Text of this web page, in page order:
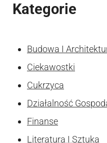
Kategorie
Budowa I
Ciekawostki
Cukrzyca
Działalność
Finanse
Literatura I Sztuka